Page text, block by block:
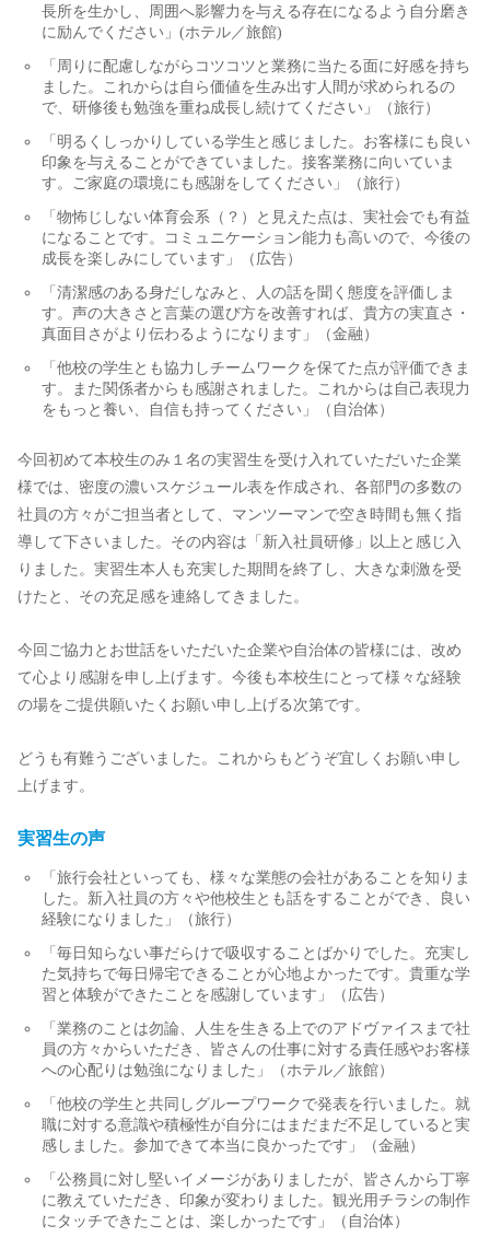
長所を生かし、周囲へ影響力を与える存在になるよう自分磨き
に励んでください」(ホテル／旅館)
「周りに配慮しながらコツコツと業務に当たる面に好感を持ち
ました。これからは自ら価値を生み出す人間が求められるの
で、研修後も勉強を重ね成長し続けてください」（旅行）
「明るくしっかりしている学生と感じました。お客様にも良い
印象を与えることができていました。接客業務に向いていま
す。ご家庭の環境にも感謝をしてください」（旅行）
「物怖じしない体育会系（？）と見えた点は、実社会でも有益
になることです。コミュニケーション能力も高いので、今後の
成長を楽しみにしています」（広告）
「清潔感のある身だしなみと、人の話を聞く態度を評価しま
す。声の大きさと言葉の選び方を改善すれば、貴方の実直さ・
真面目さがより伝わるようになります」（金融）
「他校の学生とも協力しチームワークを保てた点が評価できま
す。また関係者からも感謝されました。これからは自己表現力
をもっと養い、自信も持ってください」（自治体）
今回初めて本校生のみ１名の実習生を受け入れていただいた企業
様では、密度の濃いスケジュール表を作成され、各部門の多数の
社員の方々がご担当者として、マンツーマンで空き時間も無く指
導して下さいました。その内容は「新入社員研修」以上と感じ入
りました。実習生本人も充実した期間を終了し、大きな刺激を受
けたと、その充足感を連絡してきました。
今回ご協力とお世話をいただいた企業や自治体の皆様には、改め
て心より感謝を申し上げます。今後も本校生にとって様々な経験
の場をご提供願いたくお願い申し上げる次第です。
どうも有難うございました。これからもどうぞ宜しくお願い申し
上げます。
実習生の声
「旅行会社といっても、様々な業態の会社があることを知りま
した。新入社員の方々や他校生とも話をすることができ、良い
経験になりました」（旅行）
「毎日知らない事だらけで吸収することばかりでした。充実し
た気持ちで毎日帰宅できることが心地よかったです。貴重な学
習と体験ができたことを感謝しています」（広告）
「業務のことは勿論、人生を生きる上でのアドヴァイスまで社
員の方々からいただき、皆さんの仕事に対する責任感やお客様
への心配りは勉強になりました」（ホテル／旅館）
「他校の学生と共同しグループワークで発表を行いました。就
職に対する意識や積極性が自分にはまだまだ不足していると実
感しました。参加できて本当に良かったです」（金融）
「公務員に対し堅いイメージがありましたが、皆さんから丁寧
に教えていただき、印象が変わりました。観光用チラシの制作
にタッチできたことは、楽しかったです」（自治体）